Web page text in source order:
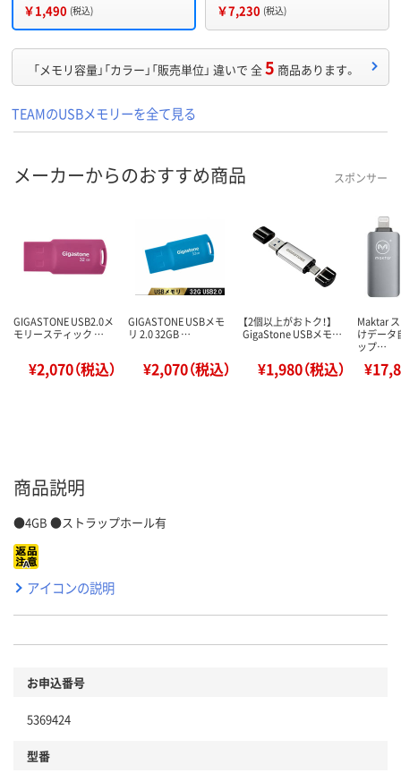
￥1,490 (税込) ￥7,230 (税込)
「メモリ容量」「カラー」「販売単位」 違いで 全5 商品あります。
TEAMのUSBメモリーを全て見る
メーカーからのおすすめ商品 スポンサー
GIGASTONE USB2.0メ
モリースティック …
¥2,070（税込）
GIGASTONE USBメモ
リ 2.0 32GB …
¥2,070（税込）
【2個以上がおトク！】
GigaStone USBメモ…
¥1,980（税込）
Maktar
けデータ
ップ…
商品説明
●4GB ●ストラップホール有
アイコンの説明
お申込番号
5369424
型番